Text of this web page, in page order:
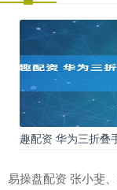
趣配资 华为三折叠
易操盘配资 张小斐